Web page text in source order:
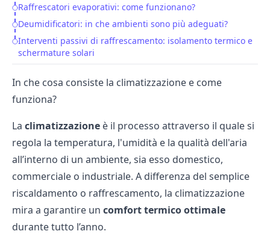
Raffrescatori evaporativi: come funzionano?
Deumidificatori: in che ambienti sono più adeguati?
Interventi passivi di raffrescamento: isolamento termico e
schermature solari
In che cosa consiste la climatizzazione e come
funziona?
La climatizzazione è il processo attraverso il quale si
regola la temperatura, l'umidità e la qualità dell'aria
all’interno di un ambiente, sia esso domestico,
commerciale o industriale. A differenza del semplice
riscaldamento o raffrescamento, la climatizzazione
mira a garantire un comfort termico ottimale
durante tutto l’anno.